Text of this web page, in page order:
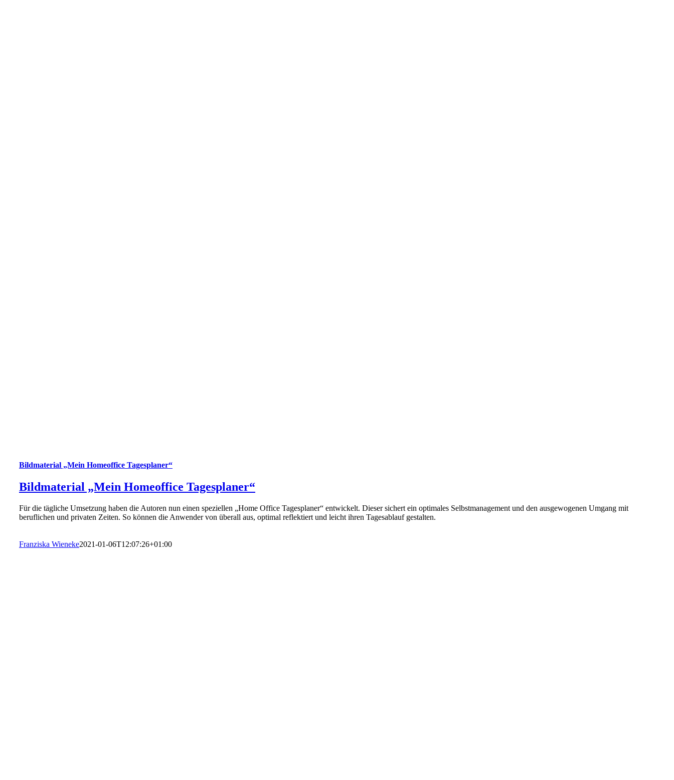
Bildmaterial „Mein Homeoffice Tagesplaner“
Bildmaterial „Mein Homeoffice Tagesplaner“
Für die tägliche Umsetzung haben die Autoren nun einen speziellen „Home Office Tagesplaner“ entwickelt. Dieser sichert ein optimales Selbstmanagement und den ausgewogenen Umgang mit
beruflichen und privaten Zeiten. So können die Anwender von überall aus, optimal reflektiert und leicht ihren Tagesablauf gestalten.
Franziska Wieneke2021-01-06T12:07:26+01:00